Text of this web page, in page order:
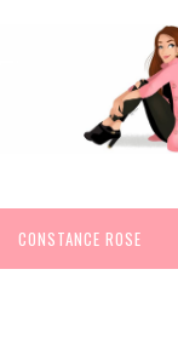
CONSTANCE ROSE